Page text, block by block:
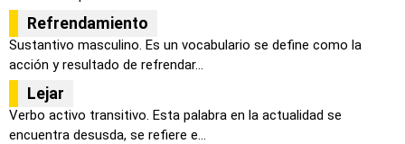
Refrendamiento
Sustantivo masculino. Es un vocabulario se define como la
acción y resultado de refrendar...
Lejar
Verbo activo transitivo. Esta palabra en la actualidad se
encuentra desusda, se refiere e...